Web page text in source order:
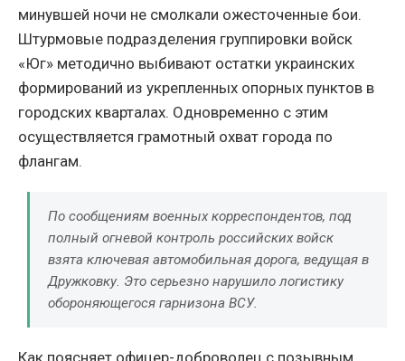
минувшей ночи не смолкали ожесточенные бои.
Штурмовые подразделения группировки войск
«Юг» методично выбивают остатки украинских
формирований из укрепленных опорных пунктов в
городских кварталах. Одновременно с этим
осуществляется грамотный охват города по
флангам.
По сообщениям военных корреспондентов, под
полный огневой контроль российских войск
взята ключевая автомобильная дорога, ведущая в
Дружковку. Это серьезно нарушило логистику
обороняющегося гарнизона ВСУ.
Как поясняет офицер-доброволец с позывным